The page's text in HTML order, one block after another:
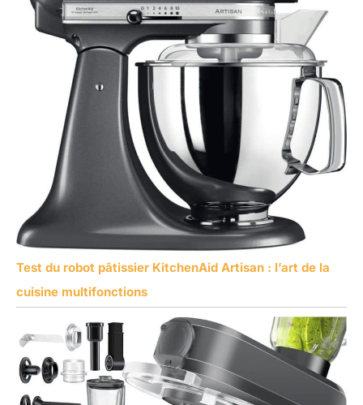
Test du robot pâtissier KitchenAid Artisan : l’art de la
cuisine multifonctions